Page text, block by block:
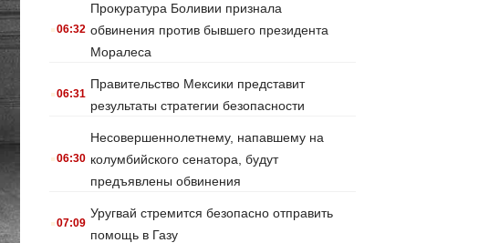
.06:32
Прокуратура Боливии признала
обвинения против бывшего президента
Моралеса
.06:31
Правительство Мексики представит
результаты стратегии безопасности
.06:30
Несовершеннолетнему, напавшему на
колумбийского сенатора, будут
предъявлены обвинения
.07:09
Уругвай стремится безопасно отправить
помощь в Газу